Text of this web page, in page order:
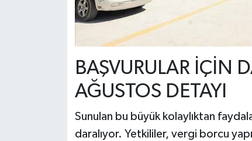
BAŞVURULAR İÇİN
AĞUSTOS DETAYI
Sunulan bu büyük kolaylıktan
daralıyor. Yetkililer, vergi borcu